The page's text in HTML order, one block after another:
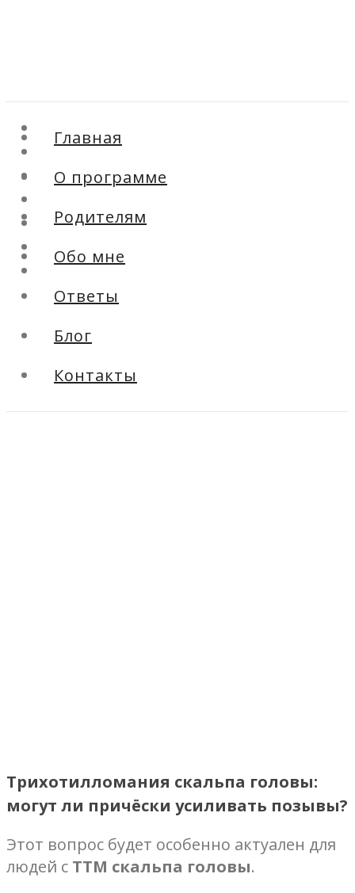
Главная
Родителям
Ответы
Блог
Главная
О программе
Родителям
Обо мне
Ответы
Блог
Контакты
Трихотилломания скальпа головы:
могут ли причёски усиливать позывы?
Этот вопрос будет особенно актуален для
людей с ТТМ скальпа головы.